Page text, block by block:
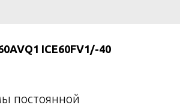
ICE60FV1/-40
постоянной